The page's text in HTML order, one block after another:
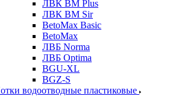
ЛВК ВМ Plus
ЛВК ВМ Sir
BetoMax Basic
BetoMax
ЛВБ Norma
ЛВБ Optima
BGU-XL
BGZ-S
водоотводные пластиковые